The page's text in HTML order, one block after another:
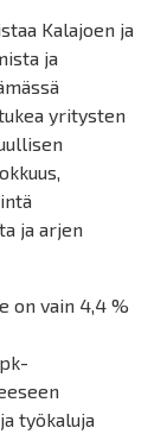
Kalajoen ja
ja
yritysten
ja arjen
on vain 4,4 %
työkaluja